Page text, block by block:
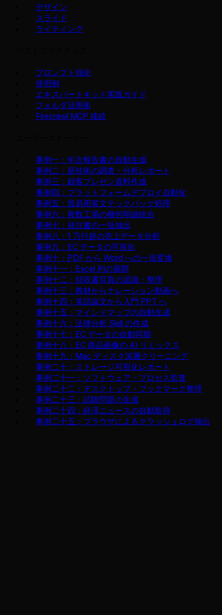
デザイン
スライド
ライティング
プロンプト強化
使用例
エキスパートキット実践ガイド
フォルダ活用術
Firecrawl MCP 接続
事例一：年次報告書の自動生成
事例二：新技術の調査・分析レポート
事例三：顧客プレゼン資料作成
事例四：プラットフォームデプロイ自動化
事例五：貿易用英文テックパック処理
事例六：複数工場の梱包明細統合
事例七：発注書の一括抽出
事例八：1 万行超の売上データ分析
事例九：EC データの可視化
事例十：PDF から Word への一括変換
事例十一：Excel 列の展開
事例十二：領収書写真の認識・整理
事例十三：教材からナレーション動画へ
事例十四：英語論文から入門 PPT へ
事例十五：マインドマップの自動生成
事例十六：法律分析 Skill の作成
事例十七：EC データの自動同期
事例十八：EC 商品画像の AI リミックス
事例十九：Mac ディスク深層クリーニング
事例二十：ストレージ可視化レポート
事例二十一：ソフトウェア・プロセス監査
事例二十二：デスクトップ・ブックマーク整理
事例二十三：試験問題の生成
事例二十四：経済ニュースの自動取得
事例二十五：ブラウザによるクラッシュログ抽出